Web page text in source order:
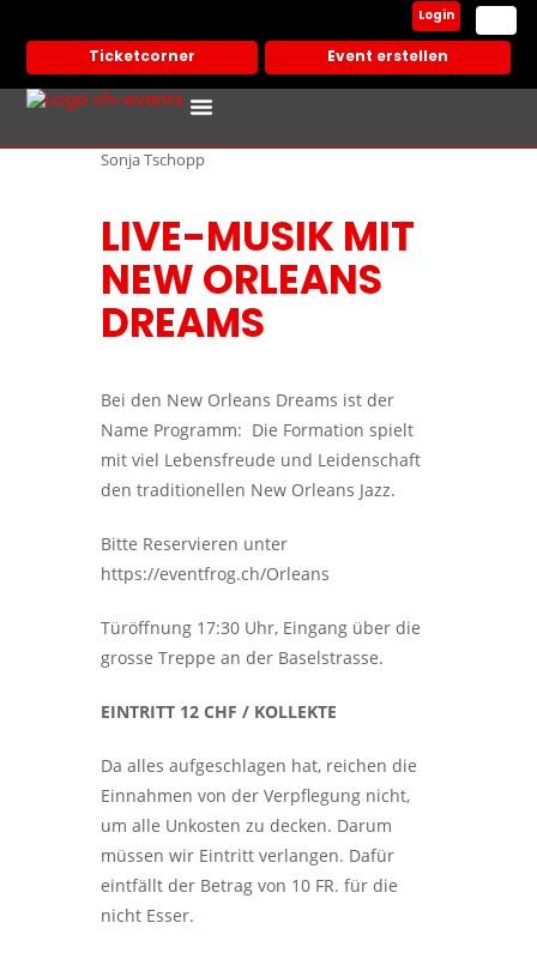
Ticketcorner Event erstellen
Login
Sonja Tschopp
LIVE-MUSIK MIT
NEW ORLEANS
DREAMS
Bei den New Orleans Dreams ist der
Name Programm: Die Formation spielt
mit viel Lebensfreude und Leidenschaft
den traditionellen New Orleans Jazz.
Bitte Reservieren unter
https://eventfrog.ch/Orleans
Türöffnung 17:30 Uhr, Eingang über die
grosse Treppe an der Baselstrasse.
EINTRITT 12 CHF / KOLLEKTE
Da alles aufgeschlagen hat, reichen die
Einnahmen von der Verpflegung nicht,
um alle Unkosten zu decken. Darum
müssen wir Eintritt verlangen. Dafür
eintfällt der Betrag von 10 FR. für die
nicht Esser.